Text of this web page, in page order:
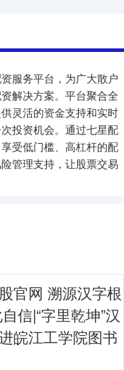
服务平台，为广大散户
解决方案。平台聚合全
灵活的资金支持和实时
投资机会。通过七星配
受低门槛、高杠杆的配
管理支持，让股票交易
官网 溯源汉字根
信|“字里乾坤”汉
皖江工学院图书